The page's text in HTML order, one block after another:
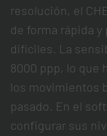
resolución, el
de forma rápida
difíciles. La
8000 ppp, lo que
los movimientos
pasado. En el
configurar sus